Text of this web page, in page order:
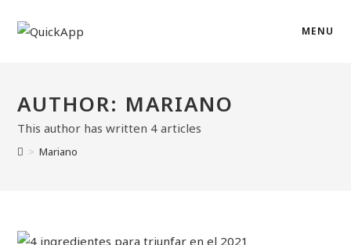
MENU
AUTHOR: MARIANO
This author has written 4 articles
> Mariano